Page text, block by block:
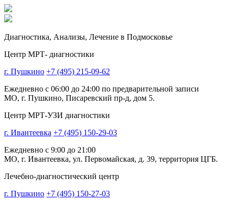
Диагностика, Анализы, Лечение в Подмосковье
Центр МРТ- диагностики
г. Пушкино +7 (495) 215-09-62
Ежедневно с 06:00 до 24:00 по предварительной записи
МО, г. Пушкино, Писаревский пр-д, дом 5.
Центр МРТ-УЗИ диагностики
г. Ивантеевка +7 (495) 150-29-03
Ежедневно с 9:00 до 21:00
МО, г. Ивантеевка, ул. Первомайская, д. 39, территория ЦГБ.
Лечебно-диагностический центр
г. Пушкино +7 (495) 150-27-03